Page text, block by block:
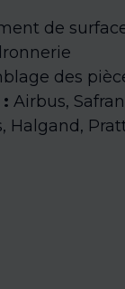
de
des
Airbus,
Halgand,